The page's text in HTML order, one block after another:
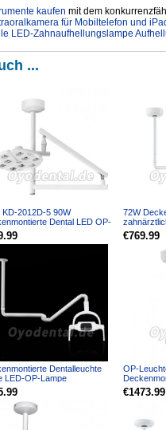
kaufen mit dem
für Mobiltelefon und
LED-Zahnaufhellungslampe
...
KD-2012D-5 90W
Dental LED OP-
Schattenfrei Untersuchu...
72W
Kal...
€769.99
Dentalleuchte
LED-OP-Lampe
Schattenlose 6-
OP-
32 LEDs
€1473.99